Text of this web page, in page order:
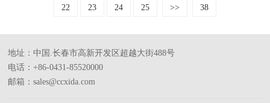
22 23 24 25 >> 38
地址：中国.长春市高新开发区超越大街488号
电话：+86-0431-85520000
邮箱：sales@ccxida.com